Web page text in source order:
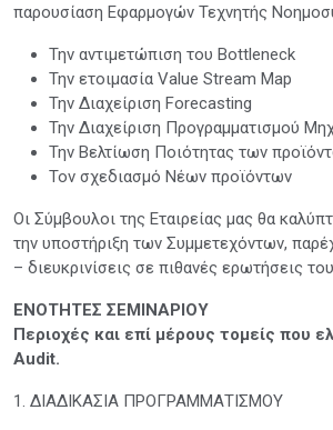
παρουσίαση Εφαρμογών Τεχνητής
Την αντιμετώπιση του Bottleneck
Την ετοιμασία Value Stream Map
Την Διαχείριση Forecasting
Την Διαχείριση Προγραμματισμού
Την Βελτίωση Ποιότητας των
Τον σχεδιασμό Νέων προϊόντων
Οι Σύμβουλοι της Εταιρείας μας θα
την υποστήριξη των Συμμετεχόντων,
– διευκρινίσεις σε πιθανές ερωτήσεις
ΕΝΟΤΗΤΕΣ ΣΕΜΙΝΑΡΙΟΥ
Περιοχές και επί μέρους τομείς που
Audit.
1. ΔΙΑΔΙΚΑΣΙΑ ΠΡΟΓΡΑΜΜΑΤΙΣΜΟΥ